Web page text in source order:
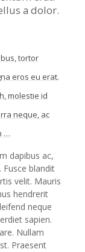
a dolor.
tortor
eros eu erat.
molestie id
neque, ac
…
dapibus ac,
blandit
velit. Mauris
hendrerit
neque
sapien.
Nullam
Praesent